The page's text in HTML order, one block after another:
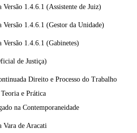
Versão 1.4.6.1 (Assistente de Juiz)
Versão 1.4.6.1 (Gestor da Unidade)
Versão 1.4.6.1 (Gabinetes)
de Justiça)
Direito e Processo do Trabalho
e Prática
na Contemporaneidade
Vara de Aracati